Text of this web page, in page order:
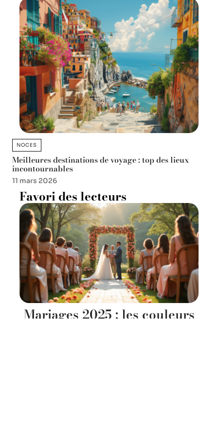
NOCES
Meilleures destinations de voyage : top des lieux
incontournables
11 mars 2026
Favori des lecteurs
Mariages 2025 : les couleurs